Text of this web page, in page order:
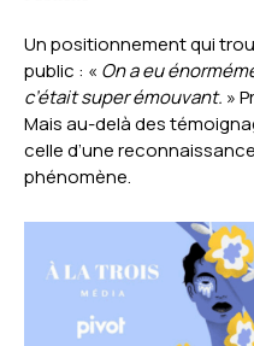
Un positionnement qui
public : « On a eu
c’était super émouvant. »
Mais au-delà des
celle d’une
phénomène.